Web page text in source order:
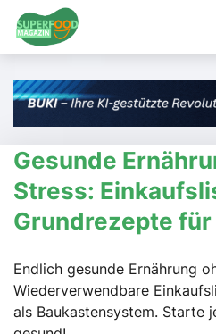
Gesunde
Stress:
Grundrezepte für
Endlich gesunde Ernährung
Wiederverwendbare
als Baukastensystem. Starte